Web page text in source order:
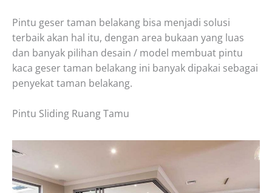
Pintu geser taman belakang bisa menjadi solusi
terbaik akan hal itu, dengan area bukaan yang luas
dan banyak pilihan desain / model membuat pintu
kaca geser taman belakang ini banyak dipakai sebagai
penyekat taman belakang.
Pintu Sliding Ruang Tamu